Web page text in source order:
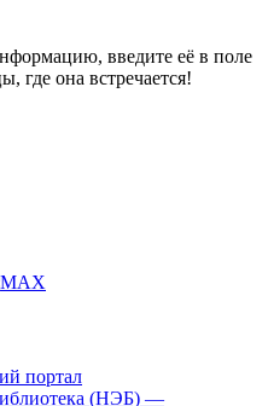
введите её в поле
где она встречается!